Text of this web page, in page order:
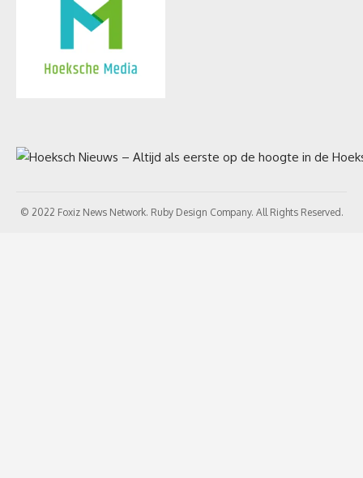
© 2022 Foxiz News Network. Ruby Design Company. All Rights Reserved.